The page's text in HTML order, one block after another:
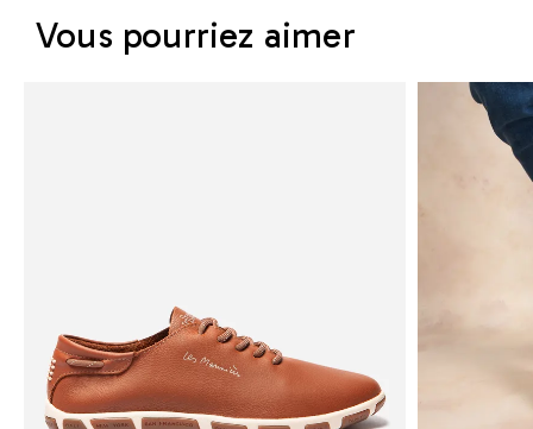
Vous pourriez aimer